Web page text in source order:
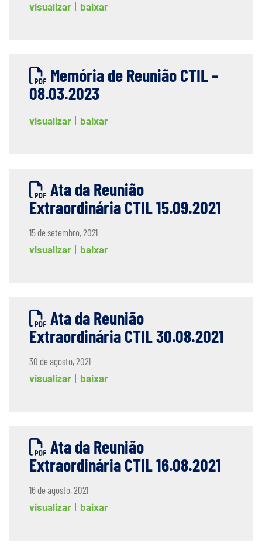
visualizar baixar
Memória de Reunião CTIL –
08.03.2023
visualizar baixar
Ata da Reunião
Extraordinária CTIL 15.09.2021
15 de setembro, 2021
visualizar
baixar
Ata da Reunião
Extraordinária CTIL 30.08.2021
30 de agosto, 2021
visualizar
baixar
Ata da Reunião
Extraordinária CTIL 16.08.2021
16 de agosto, 2021
visualizar
baixar